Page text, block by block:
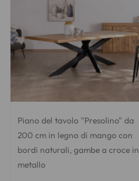
Piano del tavolo "Presolino" da
200 cm in legno di mango con
bordi naturali, gambe a croce in
metallo